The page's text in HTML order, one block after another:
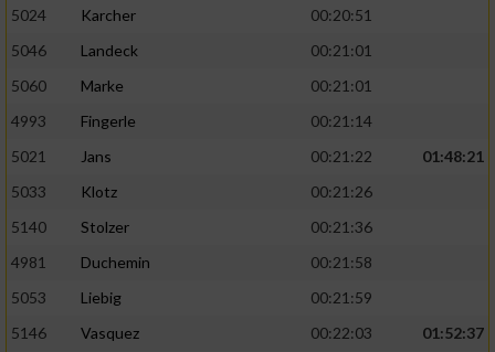
5024
Karcher
00:20:51
5046
Landeck
00:21:01
5060
Marke
00:21:01
4993
Fingerle
00:21:14
5021
Jans 00:21:22
01:48:21
5033
Klotz
00:21:26
5140
Stolzer
00:21:36
4981
Duchemin
00:21:58
5053
Liebig
00:21:59
5146
Vasquez 00:22:03
01:52:37